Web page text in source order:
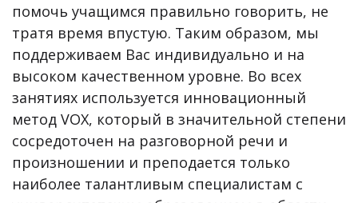
помочь учащимся правильно говорить, не
тратя время впустую. Таким образом, мы
поддерживаем Вас индивидуально и на
высоком качественном уровне. Во всех
занятиях используется инновационный
метод VOX, который в значительной степени
сосредоточен на разговорной речи и
произношении и преподается только
наиболее талантливым специалистам с